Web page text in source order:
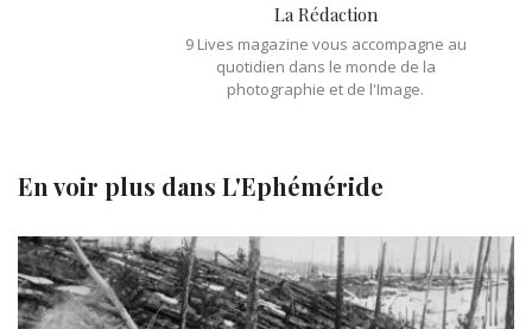
La Rédaction
9 Lives magazine vous accompagne au
quotidien dans le monde de la
photographie et de l'Image.
En voir plus dans L'Ephéméride